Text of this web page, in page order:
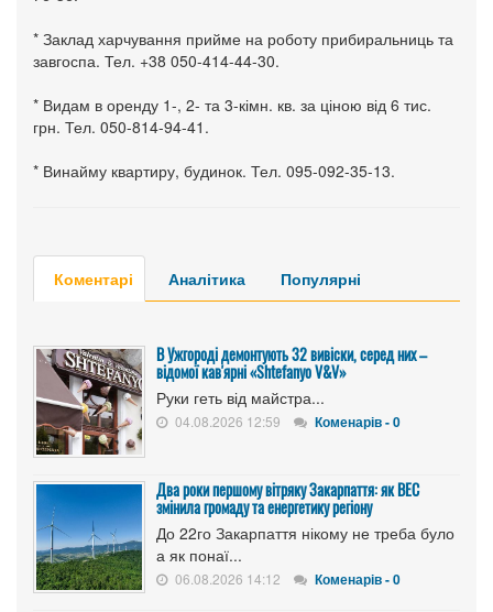
* Заклад харчування прийме на роботу прибиральниць та
завгоспа. Тел. +38 050-414-44-30.
* Видам в оренду 1-, 2- та 3-кімн. кв. за ціною від 6 тис.
грн. Тел. 050-814-94-41.
* Винайму квартиру, будинок. Тел. 095-092-35-13.
Коментарі Аналітика Популярні
В Ужгороді демонтують 32 вивіски, серед них –
відомої кав'ярні «Shtefanyo V&V»
Руки геть від майстра...
04.08.2026 12:59 Коменарів - 0
Два роки першому вітряку Закарпаття: як ВЕС
змінила громаду та енергетику регіону
До 22го Закарпаття нікому не треба було
а як понаї...
06.08.2026 14:12 Коменарів - 0